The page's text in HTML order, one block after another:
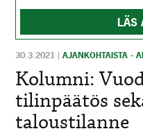
LÄS
30.3.2021 |AJANKOHTAISTA -
Kolumni:
tilinpäätös
taloustilanne